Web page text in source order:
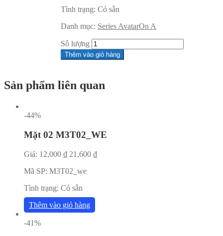
Tình trạng: Có sẵn
Danh mục: Series AvatarOn A
Sô lượng
Thêm vào giỏ hàng
Sản phẩm liên quan
-44%
Mặt 02 M3T02_WE
Giá: 12,000 ₫ 21,600 ₫
Mã SP: M3T02_we
Tình trạng: Có sẵn
Thêm vào giỏ hàng
-41%